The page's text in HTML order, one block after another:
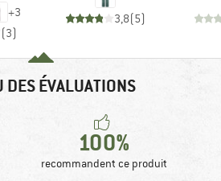
+3
(3)
3,8(5)
DES ÉVALUATIONS
100%
recommandent ce produit